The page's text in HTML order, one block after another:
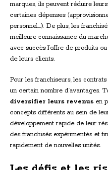
marques, ils peuvent réduire
certaines dépenses
personnel…). De plus, les
meilleure connaissance du
avec succès l’offre de produits
de leurs clients.
Pour les franchiseurs, les
un certain nombre d’avantages.
diversifier leurs revenus en
concepts différents au sein de
développement rapide de leur
des franchisés expérimentés et
rapidement de nouvelles unités.